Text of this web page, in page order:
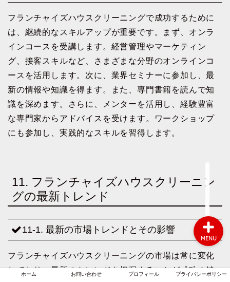
フランチャイズハウスクリーニングで成功するために
は、継続的なスキルアップが重要です。まず、オンラ
インコースを受講します。経営管理やマーケティン
グ、接客スキルなど、さまざまな分野のオンラインコ
ースを活用します。次に、業界セミナーに参加し、最
新の情報や知識を得ます。また、専門書籍を読んで知
識を深めます。さらに、メンターを活用し、経験豊富
な専門家からアドバイスを受けます。ワークショップ
にも参加し、実践的なスキルを習得します。
11. フランチャイズハウスクリーニン
グの最新トレンド
11-1. 最新の市場トレンドとその影響
フランチャイズハウスクリーニングの市場は常に変化
しており、最新のトレンドを把握することが成功の鍵
ホーム お問い合わせ プロフィール プライバシーポリシー
MENU
ホーム
お問い合わせ
プライバシーポリシー